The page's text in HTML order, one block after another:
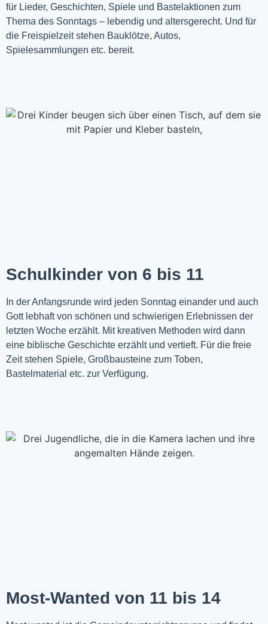
für Lieder, Geschichten, Spiele und Bastelaktionen zum
Thema des Sonntags – lebendig und altersgerecht. Und für
die Freispielzeit stehen Bauklötze, Autos,
Spielesammlungen etc. bereit.
Schulkinder von 6 bis 11
In der Anfangsrunde wird jeden Sonntag einander und auch
Gott lebhaft von schönen und schwierigen Erlebnissen der
letzten Woche erzählt. Mit kreativen Methoden wird dann
eine biblische Geschichte erzählt und vertieft. Für die freie
Zeit stehen Spiele, Großbausteine zum Toben,
Bastelmaterial etc. zur Verfügung.
Most-Wanted von 11 bis 14